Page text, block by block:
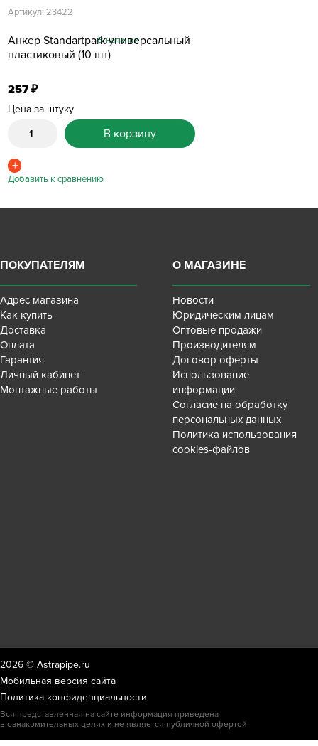
Анкер Standartpark универсальный
пластиковый (10 шт)
Артикул: 23422
В наличии
257 ₽
Цена за штуку
В корзину
ПОКУПАТЕЛЯМ
Адрес магазина
Как купить
Доставка
Оплата
Гарантия
Личный кабинет
Монтажные работы
О МАГАЗИНЕ
Новости
Юридическим лицам
Оптовые продажи
Производителям
Договор оферты
Использование
информации
Согласие на обработку
персональных данных
Политика использования
cookies-файлов
2026 © Astrapipe.ru
Мобильная версия сайта
Политика конфиденциальности
Вся представленная на сайте информация приведена
в ознакомительных целях и не является публичной офертой